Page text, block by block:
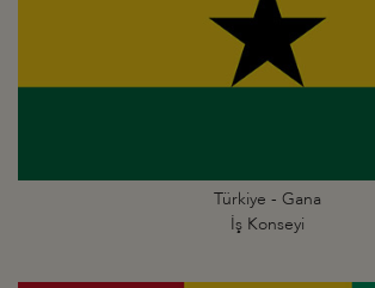
Türkiye - Gana
İş Konseyi